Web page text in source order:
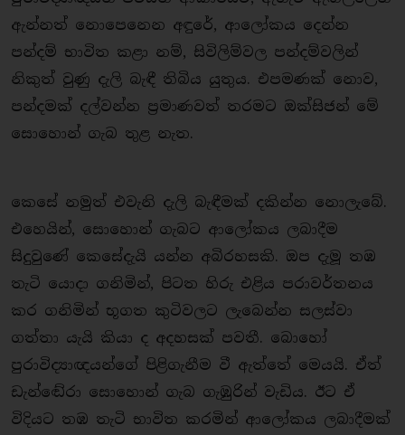
ඇන්නත් නොපෙනෙන අඳුරේ, ආලෝකය දෙන්න
පන්දම් භාවිත කළා නම්, සිවිලිම්වල පන්දම්වලින්
නිකුත් වුණු දැලි බැඳී තිබිය යුතුය. එපමණක් නොව,
පන්දමක් දල්වන්න ප්‍රමාණවත් තරමට ඔක්සිජන් මේ
සොහොන් ගැබ තුළ නැත.
කෙසේ නමුත් එවැනි දැලි බැඳීමක් දකින්න නොලැබේ.
එහෙයින්, සොහොන් ගැබට ආලෝකය ලබාදීම
සිදුවුණේ කෙසේදැයි යන්න අබිරහසකි. ඔප දැමූ තඹ
තැටි යොදා ගනිමින්, පිටත හිරු එළිය පරාවර්තනය
කර ගනිමින් භූගත කුටිවලට ලැබෙන්න සලස්වා
ගත්තා යැයි කියා ද අදහසක් පවතී. බොහෝ
පුරාවිද්‍යාඥයන්ගේ පිළිගැනීම වී ඇත්තේ මෙයයි. ඒත්
ඩැන්ඬේරා සොහොන් ගැබ ගැඹුරින් වැඩිය. ඊට ඒ
විදියට තඹ තැටි භාවිත කරමින් ආලෝකය ලබාදීමක්